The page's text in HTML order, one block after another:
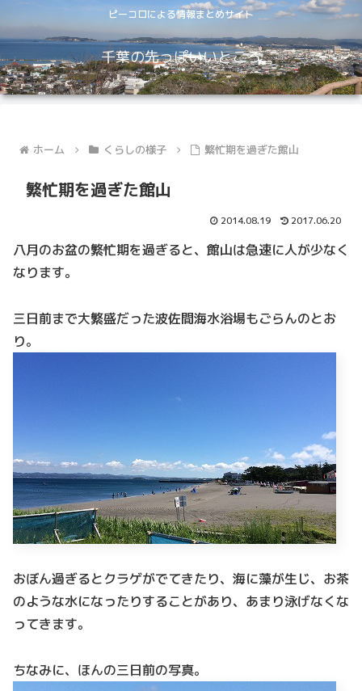
ピーコロによる情報まとめサイト
千葉の先っぽいいところ
ホーム くらしの様子 繁忙期を過ぎた館山
繁忙期を過ぎた館山
2014.08.19 2017.06.20
八月のお盆の繁忙期を過ぎると、館山は急速に人が少なく
なります。
三日前まで大繁盛だった波佐間海水浴場もごらんのとお
り。
おぼん過ぎるとクラゲがでてきたり、海に藻が生じ、お茶
のような水になったりすることがあり、あまり泳げなくな
ってきます。
ちなみに、ほんの三日前の写真。